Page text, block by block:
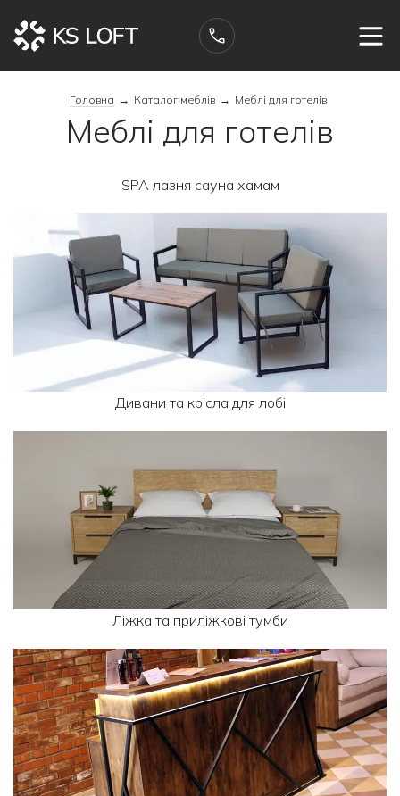
Головна → Каталог меблів → Меблі для готелів
Меблі для готелів
SPA лазня сауна хамам
Дивани та крісла для лобі
Ліжка та приліжкові тумби